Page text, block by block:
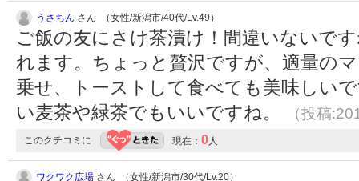
うさちん さん （女性/新潟市/40代/Lv.49）
ご飯の友にさけ茶漬け！間違いないで
れます。ちょっと贅沢ですが、適量の
乗せ、トーストして食べても美味しい
い麦茶や緑茶でもいいですね。
（投稿
このクチコミに 現在： 0人
ワクワク広場 さん （女性/新潟市/30代/Lv.20）